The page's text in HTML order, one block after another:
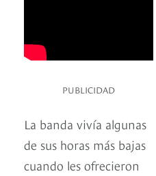
PUBLICIDAD
La banda vivía algunas
de sus horas más bajas
cuando les ofrecieron